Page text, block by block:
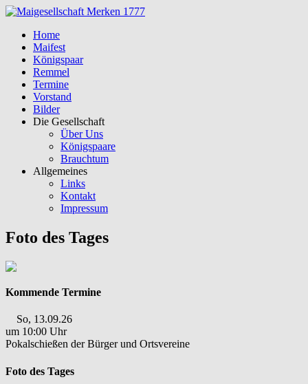
Home
Maifest
Königspaar
Remmel
Termine
Vorstand
Bilder
Die Gesellschaft
Über Uns
Königspaare
Brauchtum
Allgemeines
Links
Kontakt
Impressum
Foto des Tages
Kommende Termine
So, 13.09.26
um 10:00 Uhr
Pokalschießen der Bürger und Ortsvereine
Foto des Tages